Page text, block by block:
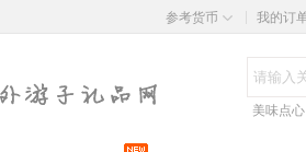
参考货币 我的订
美味点心